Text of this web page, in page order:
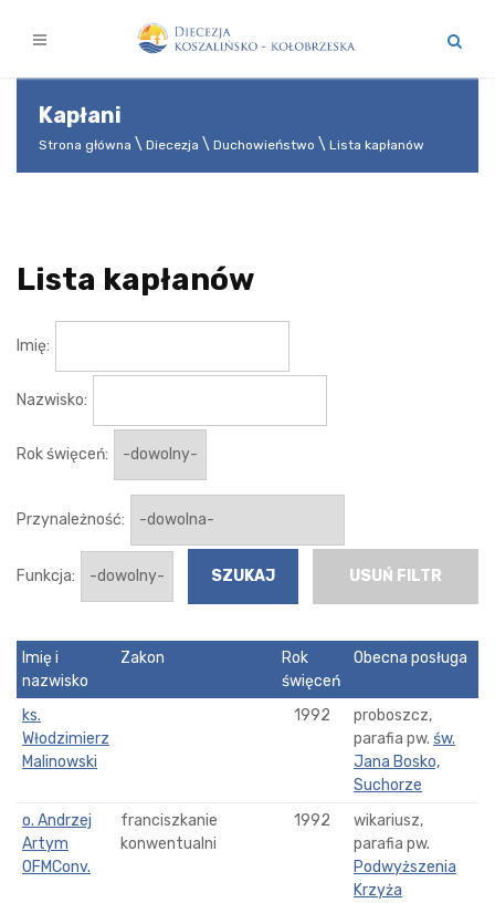
Kapłani
Strona główna Diecezja Duchowieństwo Lista kapłanów
Lista kapłanów
Imię:
Nazwisko:
Rok święceń:
Przynależność:
Funkcja: USUŃ FILTR
Imię i
nazwisko
Zakon
Rok
święceń
Obecna posługa
ks.
Włodzimierz
Malinowski
1992
proboszcz,
parafia pw. św.
Jana Bosko,
Suchorze
o. Andrzej
Artym
OFMConv.
franciszkanie
konwentualni
1992
wikariusz,
parafia pw.
Podwyższenia
Krzyża